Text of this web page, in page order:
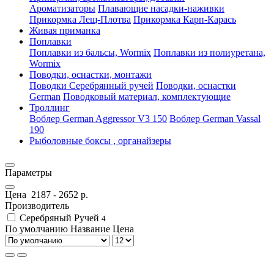
Ароматизаторы Плавающие насадки-наживки
Прикормка Лещ-Плотва Прикормка Карп-Карась
Живая приманка
Поплавки
Поплавки из бальсы, Wormix Поплавки из полиуретана,
Wormix
Поводки, оснастки, монтажи
Поводки Серебрянный ручей Поводки, оснастки
German Поводковый материал, комплектующие
Троллинг
Воблер German Aggressor V3 150 Воблер German Vassal
190
Рыболовные боксы , органайзеры
Параметры
Цена 2187 - 2652 р.
Производитель
Серебряный Ручей 4
По умолчанию Название Цена